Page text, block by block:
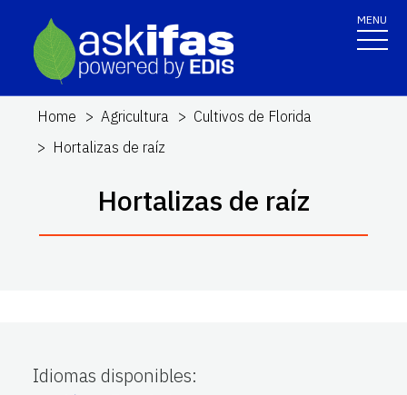
MENU
Home Agricultura
Cultivos de Florida
Hortalizas de raíz
Hortalizas de raíz
Idiomas disponibles: